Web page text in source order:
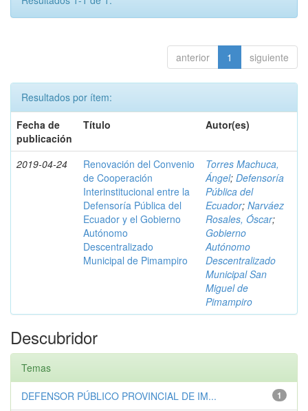
anterior 1 siguiente
Resultados por ítem:
Fecha de
publicación
Título Autor(es)
2019-04-24
Renovación del Convenio
de Cooperación
Interinstitucional entre la
Defensoría Pública del
Ecuador y el Gobierno
Autónomo
Descentralizado
Municipal de Pimampiro
Torres Machuca,
Ángel; Defensoría
Pública del
Ecuador; Narváez
Rosales, Óscar;
Gobierno
Autónomo
Descentralizado
Municipal San
Miguel de
Pimampiro
Descubridor
Temas
1
DEFENSOR PÚBLICO PROVINCIAL DE IM...